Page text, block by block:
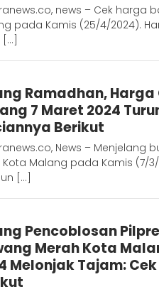
news – Cek harga
pada Kamis (25/4/2024).
Ramadhan, Harga
7 Maret 2024
Berikut
News – Menjelang
Malang pada Kamis (7/
[…]
Pencoblosan
Merah Kota
Melonjak Tajam: